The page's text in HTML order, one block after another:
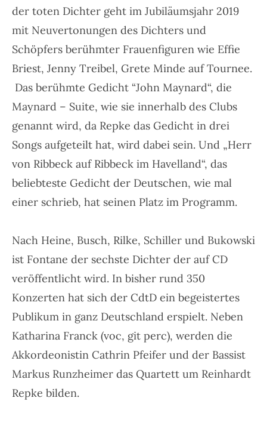
der toten Dichter geht im Jubiläumsjahr 2019
mit Neuvertonungen des Dichters und
Schöpfers berühmter Frauenfiguren wie Effie
Briest, Jenny Treibel, Grete Minde auf Tournee.
Das berühmte Gedicht “John Maynard“, die
Maynard – Suite, wie sie innerhalb des Clubs
genannt wird, da Repke das Gedicht in drei
Songs aufgeteilt hat, wird dabei sein. Und „Herr
von Ribbeck auf Ribbeck im Havelland“, das
beliebteste Gedicht der Deutschen, wie mal
einer schrieb, hat seinen Platz im Programm.
Nach Heine, Busch, Rilke, Schiller und Bukowski
ist Fontane der sechste Dichter der auf CD
veröffentlicht wird. In bisher rund 350
Konzerten hat sich der CdtD ein begeistertes
Publikum in ganz Deutschland erspielt. Neben
Katharina Franck (voc, git perc), werden die
Akkordeonistin Cathrin Pfeifer und der Bassist
Markus Runzheimer das Quartett um Reinhardt
Repke bilden.